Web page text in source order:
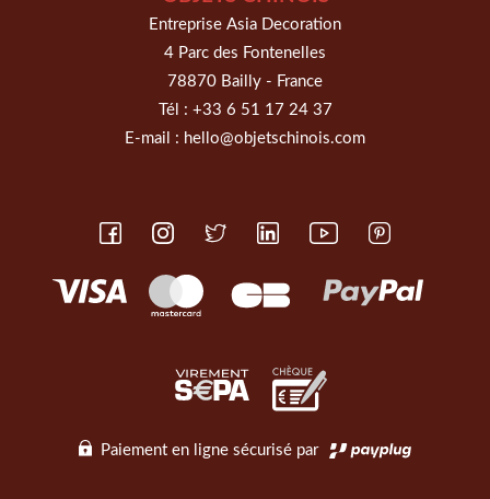
Entreprise Asia Decoration
4 Parc des Fontenelles
78870 Bailly - France
Tél : +33 6 51 17 24 37
E-mail : hello@objetschinois.com
Paiement en ligne sécurisé par